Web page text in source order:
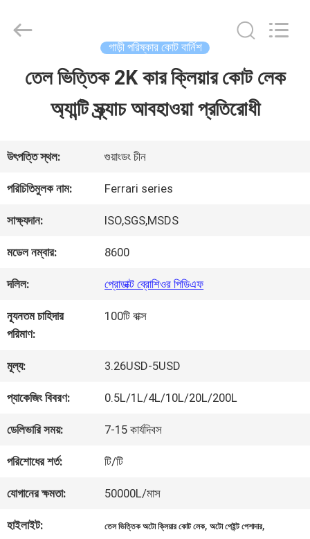
বাড়ি
ভিডিও
আমাদের
সম্পর্কে
কারখানা
মান
নিয়ন্ত্রণ
Chemical
গাড়ী পরিষ্কার কোট বার্নিশ
তেল ভিত্তিক 2K কার ক্লিয়ার কোট লেক
অ্যান্টি স্ক্র্যাচ আবহাওয়া প্রতিরোধী
উৎপত্তি স্থল: গুয়াংডং চীন
পরিচিতিমুলক নাম: Ferrari series
সাক্ষ্যদান: ISO,SGS,MSDS
মডেল নম্বার: 8600
দলিল: প্রোডাক্ট ব্রোশিওর পিডিএফ
ন্যূনতম চাহিদার
পরিমাণ:
100টি বাক্স
মূল্য: 3.26USD-5USD
প্যাকেজিং বিবরণ: 0.5L/1L/4L/10L/20L/200L
ডেলিভারি সময়: 7-15 কার্যদিবস
পরিশোধের শর্ত: টি/টি
যোগানের ক্ষমতা: 50000L/মাস
হাইলাইট: তেল ভিত্তিক অটো ক্লিয়ার কোট লেক,অটো পেইন্ট পেশাদার,